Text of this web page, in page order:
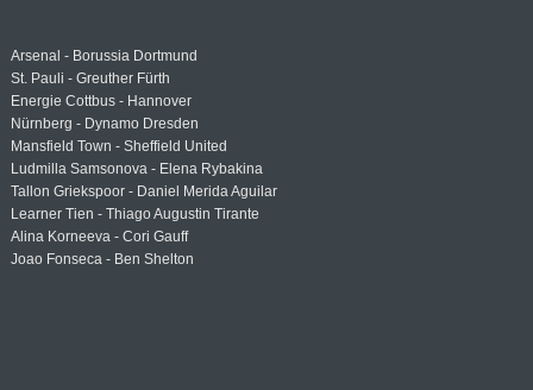
Arsenal - Borussia Dortmund
St. Pauli - Greuther Fürth
Energie Cottbus - Hannover
Nürnberg - Dynamo Dresden
Mansfield Town - Sheffield United
Ludmilla Samsonova - Elena Rybakina
Tallon Griekspoor - Daniel Merida Aguilar
Learner Tien - Thiago Augustin Tirante
Alina Korneeva - Cori Gauff
Joao Fonseca - Ben Shelton